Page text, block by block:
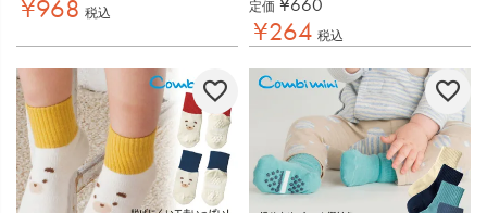
¥968 税込 定価 ¥660
¥264 税込